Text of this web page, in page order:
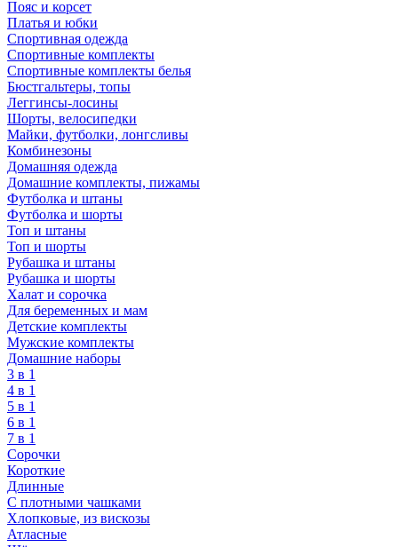
Пояс и корсет
Платья и юбки
Спортивная одежда
Спортивные комплекты
Спортивные комплекты белья
Бюстгальтеры, топы
Леггинсы-лосины
Шорты, велосипедки
Майки, футболки, лонгсливы
Комбинезоны
Домашняя одежда
Домашние комплекты, пижамы
Футболка и штаны
Футболка и шорты
Топ и штаны
Топ и шорты
Рубашка и штаны
Рубашка и шорты
Халат и сорочка
Для беременных и мам
Детские комплекты
Мужские комплекты
Домашние наборы
3 в 1
4 в 1
5 в 1
6 в 1
7 в 1
Сорочки
Короткие
Длинные
С плотными чашками
Хлопковые, из вискозы
Атласные